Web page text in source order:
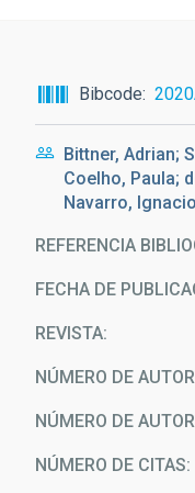
a
la
Bibcode
Bittner, Adrian;
Coelho, Paula;
Navarro,
REFERENCIA
FECHA DE
REVISTA
NÚMERO DE
NÚMERO DE
NÚMERO DE CITAS